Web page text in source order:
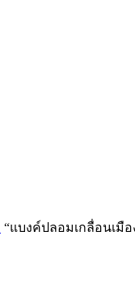
“แบงค์ปลอมเกลื่อนเมือ